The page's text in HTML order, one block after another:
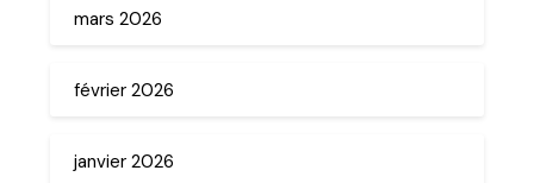
mars 2026
février 2026
janvier 2026